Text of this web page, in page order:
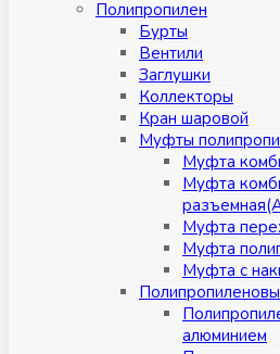
Полипропилен
Бурты
Вентили
Заглушки
Коллекторы
Кран шаровой
Муфты
Муфта
Муфта
Муфта
Муфта
Муфта с
алюминием